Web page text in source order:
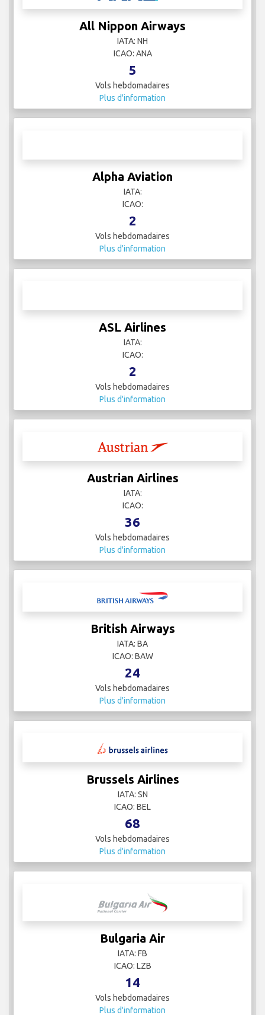
All Nippon Airways
IATA: NH
ICAO: ANA
5
Vols hebdomadaires
Plus d'information
Alpha Aviation
IATA:
ICAO:
2
Vols hebdomadaires
ASL Airlines
IATA:
ICAO:
Vols hebdomadaires
Austrian Airlines
IATA:
ICAO:
Vols hebdomadaires
British Airways
IATA: BA
ICAO: BAW
Vols hebdomadaires
Brussels Airlines
IATA: SN
ICAO: BEL
Vols hebdomadaires
Bulgaria Air